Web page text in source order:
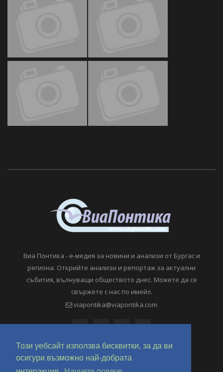
Този уебсайт използва бисквитки, за да ви
осигури възможно най-добрата
Виа Понтика - е-медия за новини и анализи от Бургас и
региона. Открийте анализи и репортаж за актуални
събития, вълнуващи обществото днес. Можете да се
свържете с нас по имейл.
viapontika@viapontika.com